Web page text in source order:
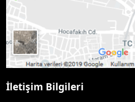
İletişim Bilgileri